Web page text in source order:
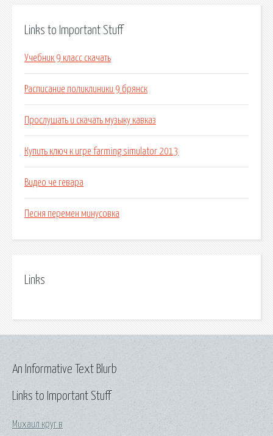
Links to Important Stuff
Учебник 9 класс скачать
Расписание поликлиники 9 брянск
Прослушать и скачать музыку кавказ
Купить ключ к игре farming simulator 2013
Видео че гевара
Песня перемен минусовка
Links
Links to Important Stuff
Михаил круг в
An Informative Text Blurb